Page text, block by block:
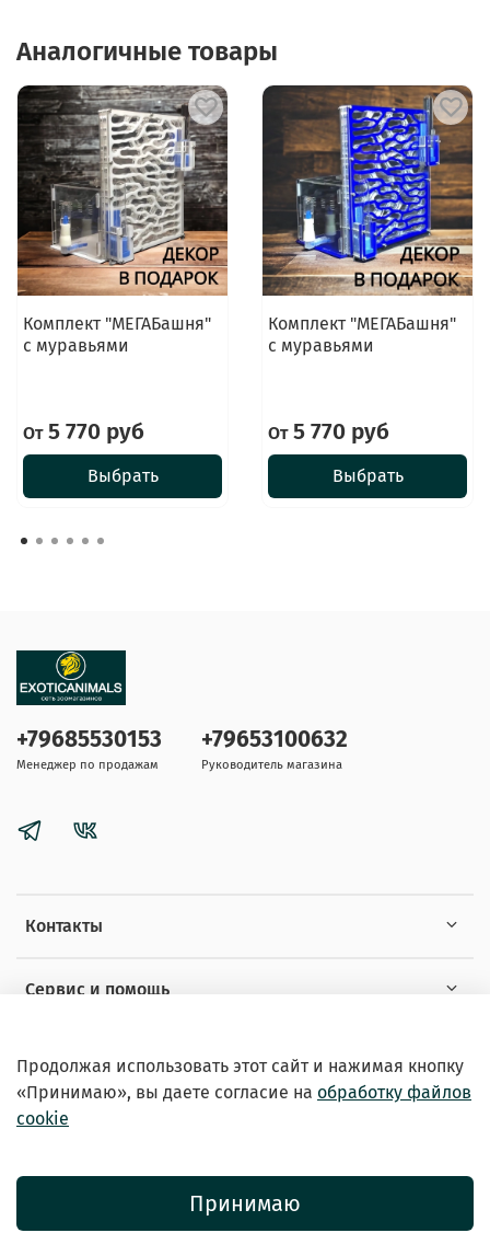
Аналогичные товары
Комплект "МЕГАБашня"
с муравьями
От5 770 руб
Выбрать
Комплект "МЕГАБашня"
с муравьями
От5 770 руб
Выбрать
Контакты
Сервис и помощь
+79685530153
Менеджер по продажам
+79653100632
Руководитель магазина
© 2026 Зоомагазин «EXOTICANIMALS»
Продолжая использовать этот сайт и нажимая кнопку
«Принимаю», вы даете согласие на обработку файлов
cookie
Принимаю